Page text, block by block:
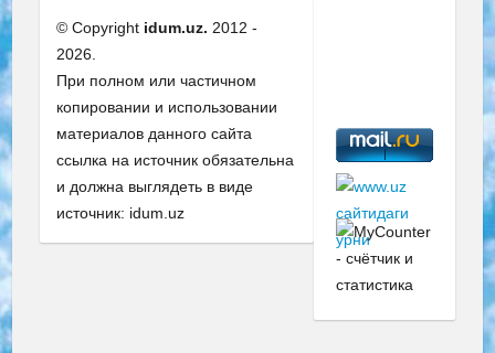
© Copyright idum.uz. 2012 -
2026.
При полном или частичном
копировании и использовании
материалов данного сайта
ссылка на источник обязательна
и должна выглядеть в виде
источник: idum.uz